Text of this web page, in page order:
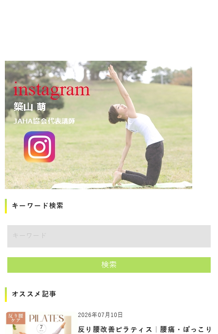
キーワード検索
検索
オススメ記事
2026年07月10日
反り腰改善ピラティス｜腰痛・ぽっこり